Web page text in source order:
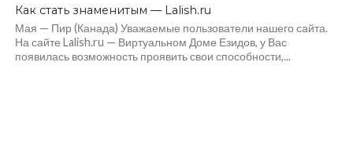
Как стать знаменитым — Lalish.ru
Мая — Пир (Канада) Уважаемые пользователи нашего сайта.
На сайте Lalish.ru — Виртуальном Доме Езидов, у Вас
появилась возможность проявить свои способности,...